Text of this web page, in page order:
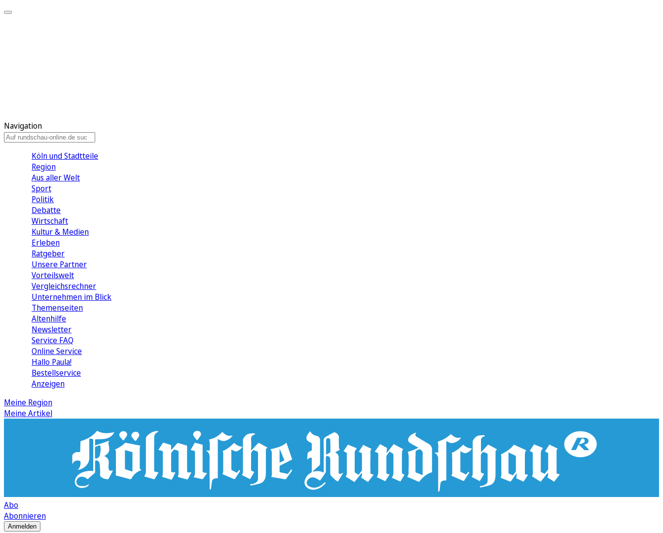
Navigation
Köln und Stadtteile
Region
Aus aller Welt
Sport
Politik
Debatte
Wirtschaft
Kultur & Medien
Erleben
Ratgeber
Unsere Partner
Vorteilswelt
Vergleichsrechner
Unternehmen im Blick
Themenseiten
Altenhilfe
Newsletter
Service FAQ
Online Service
Hallo Paula!
Bestellservice
Anzeigen
Meine Region
Meine Artikel
Abo
Abonnieren
Anmelden